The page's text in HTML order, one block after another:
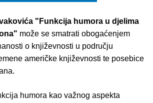
"Funkcija humora u djelima
može se smatrati obogaćenjem
o književnosti u području
američke književnosti te posebice
humora kao važnog aspekta